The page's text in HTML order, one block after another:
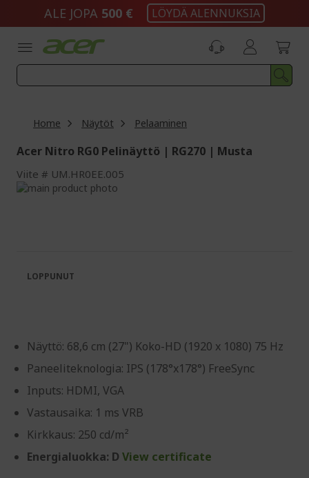
ALE JOPA 500 € LÖYDÄ ALENNUKSIA
Home Näytöt Pelaaminen
Acer Nitro RG0 Pelinäyttö | RG270 | Musta
Viite UM.HR0EE.005
Skip
images
gallery
the
images
Näyttö: 68,6 cm (27") Koko-HD (1920 x 1080) 75 Hz
Paneeliteknologia: IPS (178°x178°) FreeSync
Inputs: HDMI, VGA
Vastausaika: 1 ms VRB
Kirkkaus: 250 cd/m²
Energialuokka: D View certificate
LOPPUNUT